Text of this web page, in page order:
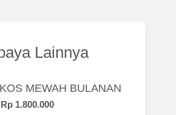
Lainnya
KOS MEWAH BULANAN
Rp 1.800.000